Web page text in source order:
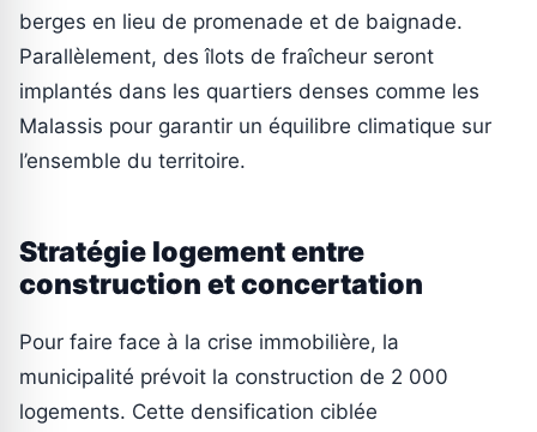
berges en lieu de promenade et de baignade.
Parallèlement, des îlots de fraîcheur seront
implantés dans les quartiers denses comme les
Malassis pour garantir un équilibre climatique sur
l’ensemble du territoire.
Stratégie logement entre
construction et concertation
Pour faire face à la crise immobilière, la
municipalité prévoit la construction de 2 000
logements. Cette densification ciblée